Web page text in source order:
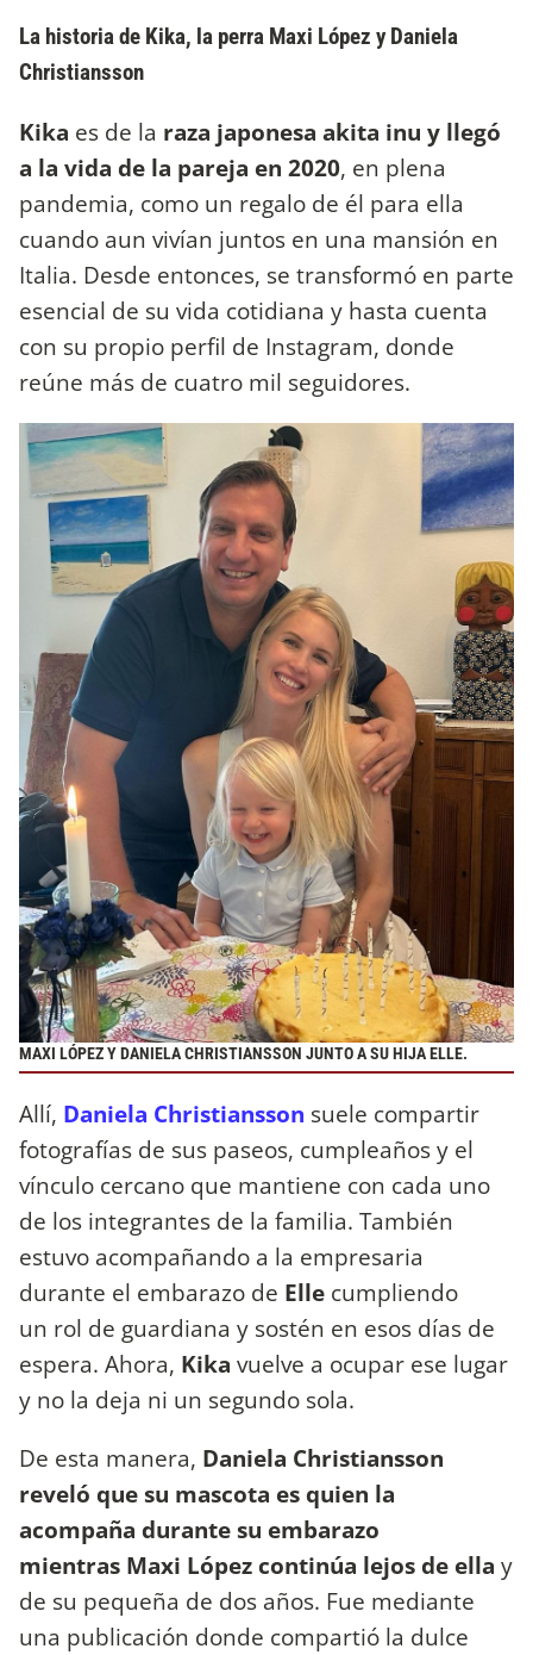
La historia de Kika, la perra Maxi López y Daniela
Christiansson
Kika es de la raza japonesa akita inu y llegó
a la vida de la pareja en 2020, en plena
pandemia, como un regalo de él para ella
cuando aun vivían juntos en una mansión en
Italia. Desde entonces, se transformó en parte
esencial de su vida cotidiana y hasta cuenta
con su propio perfil de Instagram, donde
reúne más de cuatro mil seguidores.
MAXI LÓPEZ Y DANIELA CHRISTIANSSON JUNTO A SU HIJA ELLE.
Allí, Daniela Christiansson suele compartir
fotografías de sus paseos, cumpleaños y el
vínculo cercano que mantiene con cada uno
de los integrantes de la familia. También
estuvo acompañando a la empresaria
durante el embarazo de Elle cumpliendo
un rol de guardiana y sostén en esos días de
espera. Ahora, Kika vuelve a ocupar ese lugar
y no la deja ni un segundo sola.
De esta manera, Daniela Christiansson
reveló que su mascota es quien la
acompaña durante su embarazo
mientras Maxi López continúa lejos de ella y
de su pequeña de dos años. Fue mediante
una publicación donde compartió la dulce